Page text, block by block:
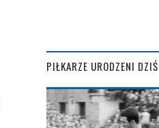
PIŁKARZE URODZENI DZIŚ